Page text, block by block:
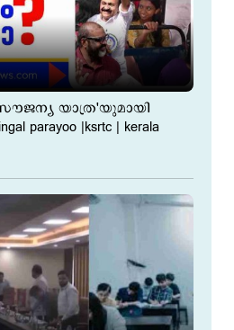
യാത്ര'യുമായി
|ksrtc | kerala